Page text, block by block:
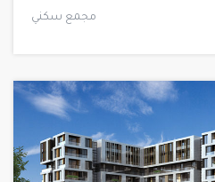
مجمع سكني